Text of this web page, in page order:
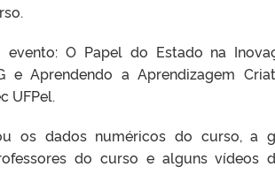
O Papel do Estado na
e Aprendendo a Aprendizagem
UFPel.
os dados numéricos do curso, a
do curso e alguns vídeos